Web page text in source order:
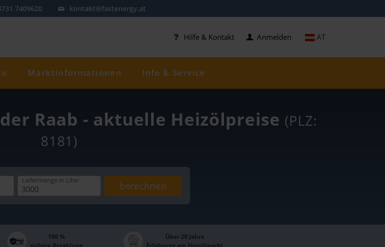
7409620 kontakt@fastenergy.at
AT
Hilfe & Kontakt Anmelden
Marktinformationen Info & Service
Raab - aktuelle Heizölpreise (PLZ:
8181)
Liefermenge in Liter berechnen
100 %
Über 20 Jahre